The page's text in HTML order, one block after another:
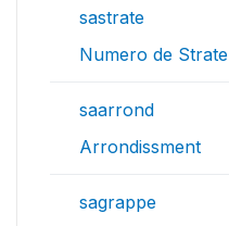
sastrate
Numero de Strate
saarrond
Arrondissment
sagrappe